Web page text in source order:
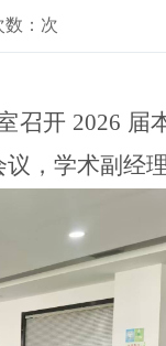
： 次
召开 2026
，学术副经